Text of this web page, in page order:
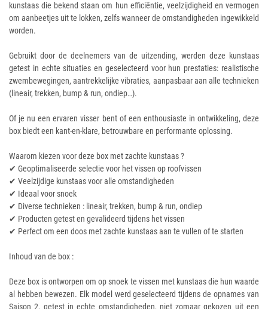
kunstaas die bekend staan om hun efficiëntie, veelzijdigheid en vermogen
om aanbeetjes uit te lokken, zelfs wanneer de omstandigheden ingewikkeld
worden.
Gebruikt door de deelnemers van de uitzending, werden deze kunstaas
getest in echte situaties en geselecteerd voor hun prestaties: realistische
zwembewegingen, aantrekkelijke vibraties, aanpasbaar aan alle technieken
(lineair, trekken, bump & run, ondiep…).
Of je nu een ervaren visser bent of een enthousiaste in ontwikkeling, deze
box biedt een kant-en-klare, betrouwbare en performante oplossing.
Waarom kiezen voor deze box met zachte kunstaas ?
✔ Geoptimaliseerde selectie voor het vissen op roofvissen
✔ Veelzijdige kunstaas voor alle omstandigheden
✔ Ideaal voor snoek
✔ Diverse technieken : lineair, trekken, bump & run, ondiep
✔ Producten getest en gevalideerd tijdens het vissen
✔ Perfect om een doos met zachte kunstaas aan te vullen of te starten
Inhoud van de box :
Deze box is ontworpen om op snoek te vissen met kunstaas die hun waarde
al hebben bewezen. Elk model werd geselecteerd tijdens de opnames van
Saison 2, getest in echte omstandigheden, niet zomaar gekozen uit een